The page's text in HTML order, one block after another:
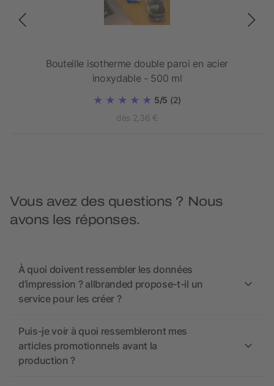
Bouteille isotherme double paroi en acier
inoxydable - 500 ml
5/5 (2)
dès 2,36 €
Vous avez des questions ? Nous
avons les réponses.
À quoi doivent ressembler les données
d’impression ? allbranded propose-t-il un
service pour les créer ?
Puis-je voir à quoi ressembleront mes
articles promotionnels avant la
production ?